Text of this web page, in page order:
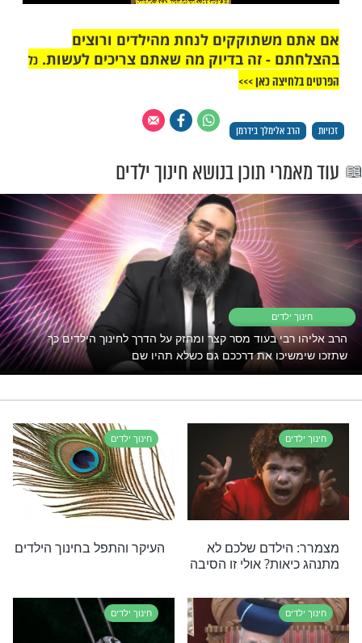
אלימלך בידרמן
לנחת מהילדים ורוצים
- זה בדיוק מה שאתם צריכים לעשות.כל
כאן >>>
תוכן בנושא חינוך ילדים
בעוד מסר קצר ומחזק על הדרך לחינוך הילדים כך